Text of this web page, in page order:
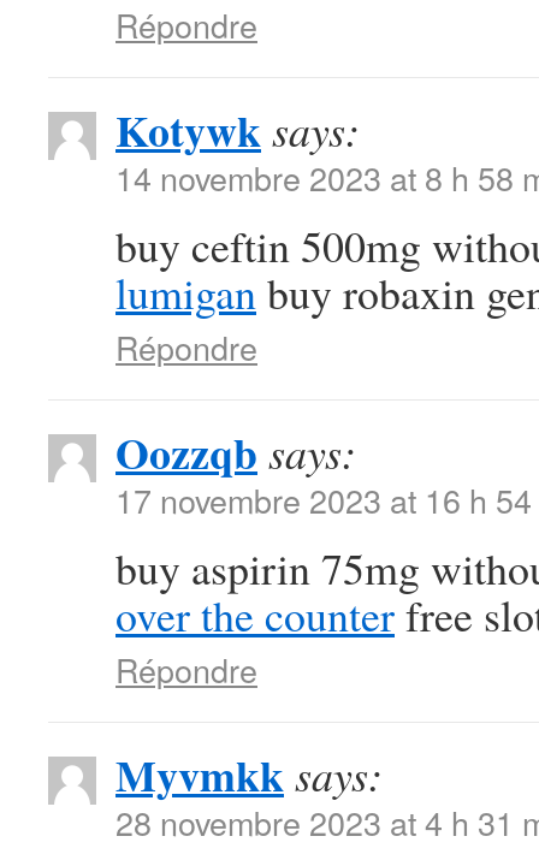
Répondre
Kotywksays:
14 novembre 2023 at 8 h 58
buy ceftin 500mg
lumiganbuy robaxin
Répondre
Oozzqb says:
17 novembre 2023 at 16 h
buy aspirin 75mg
over the counterfree
Répondre
Myvmkksays:
28 novembre 2023 at 4 h 31